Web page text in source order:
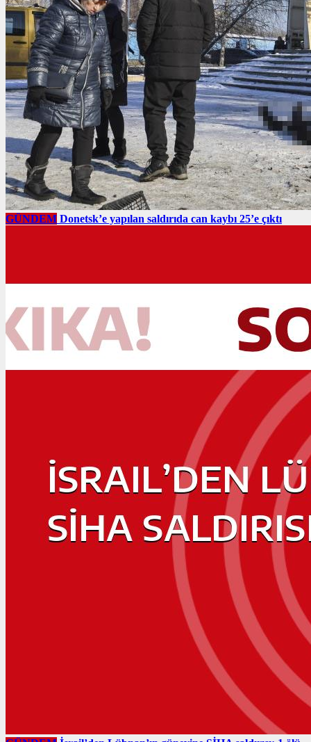
GÜNDEM Donetsk’e yapılan saldırıda can kaybı 25’e çıktı